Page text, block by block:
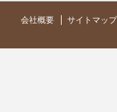
会社概要 サイトマップ